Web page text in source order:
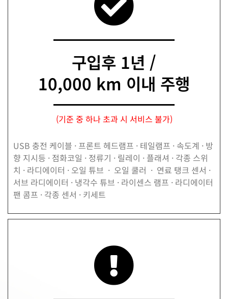
구입후 1년 /
10,000 km 이내 주행
(기준 중 하나 초과 시 서비스 불가)
USB 충전 케이블 · 프론트 헤드램프 · 테일램프 · 속도계 · 방
향 지시등 · 점화코일 · 정류기 · 릴레이 · 플래셔 · 각종 스위
치 · 라디에이터 · 오일 튜브 · 오일 쿨러 · 연료 탱크 센서 ·
서브 라디에이터 · 냉각수 튜브 · 라이센스 램프 · 라디에이터
팬 콤프 · 각종 센서 · 키세트